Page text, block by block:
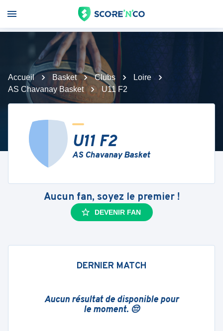
Accueil Basket Clubs
Loire
AS Chavanay Basket
U11 F2
U11 F2
AS Chavanay Basket
Aucun fan, soyez le premier !
DEVENIR FAN
DERNIER MATCH
Aucun résultat de disponible pour
le moment. 😔